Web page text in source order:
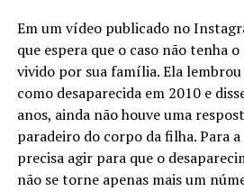
Em um vídeo publicado no
que espera que o caso não tenha
vivido por sua família. Ela lembrou
como desaparecida em 2010 e
anos, ainda não houve uma
paradeiro do corpo da filha. Para
precisa agir para que o
não se torne apenas mais um